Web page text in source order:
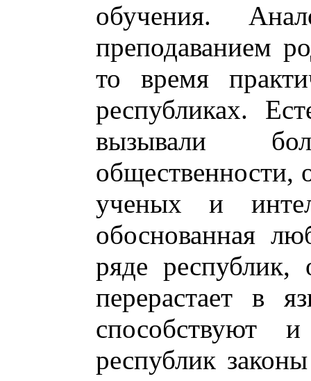
обучения.
преподаванием
то время
республиках.
вызывали
общественности,
ученых и
обоснованная
ряде республик,
перерастает в
способствуют
республик